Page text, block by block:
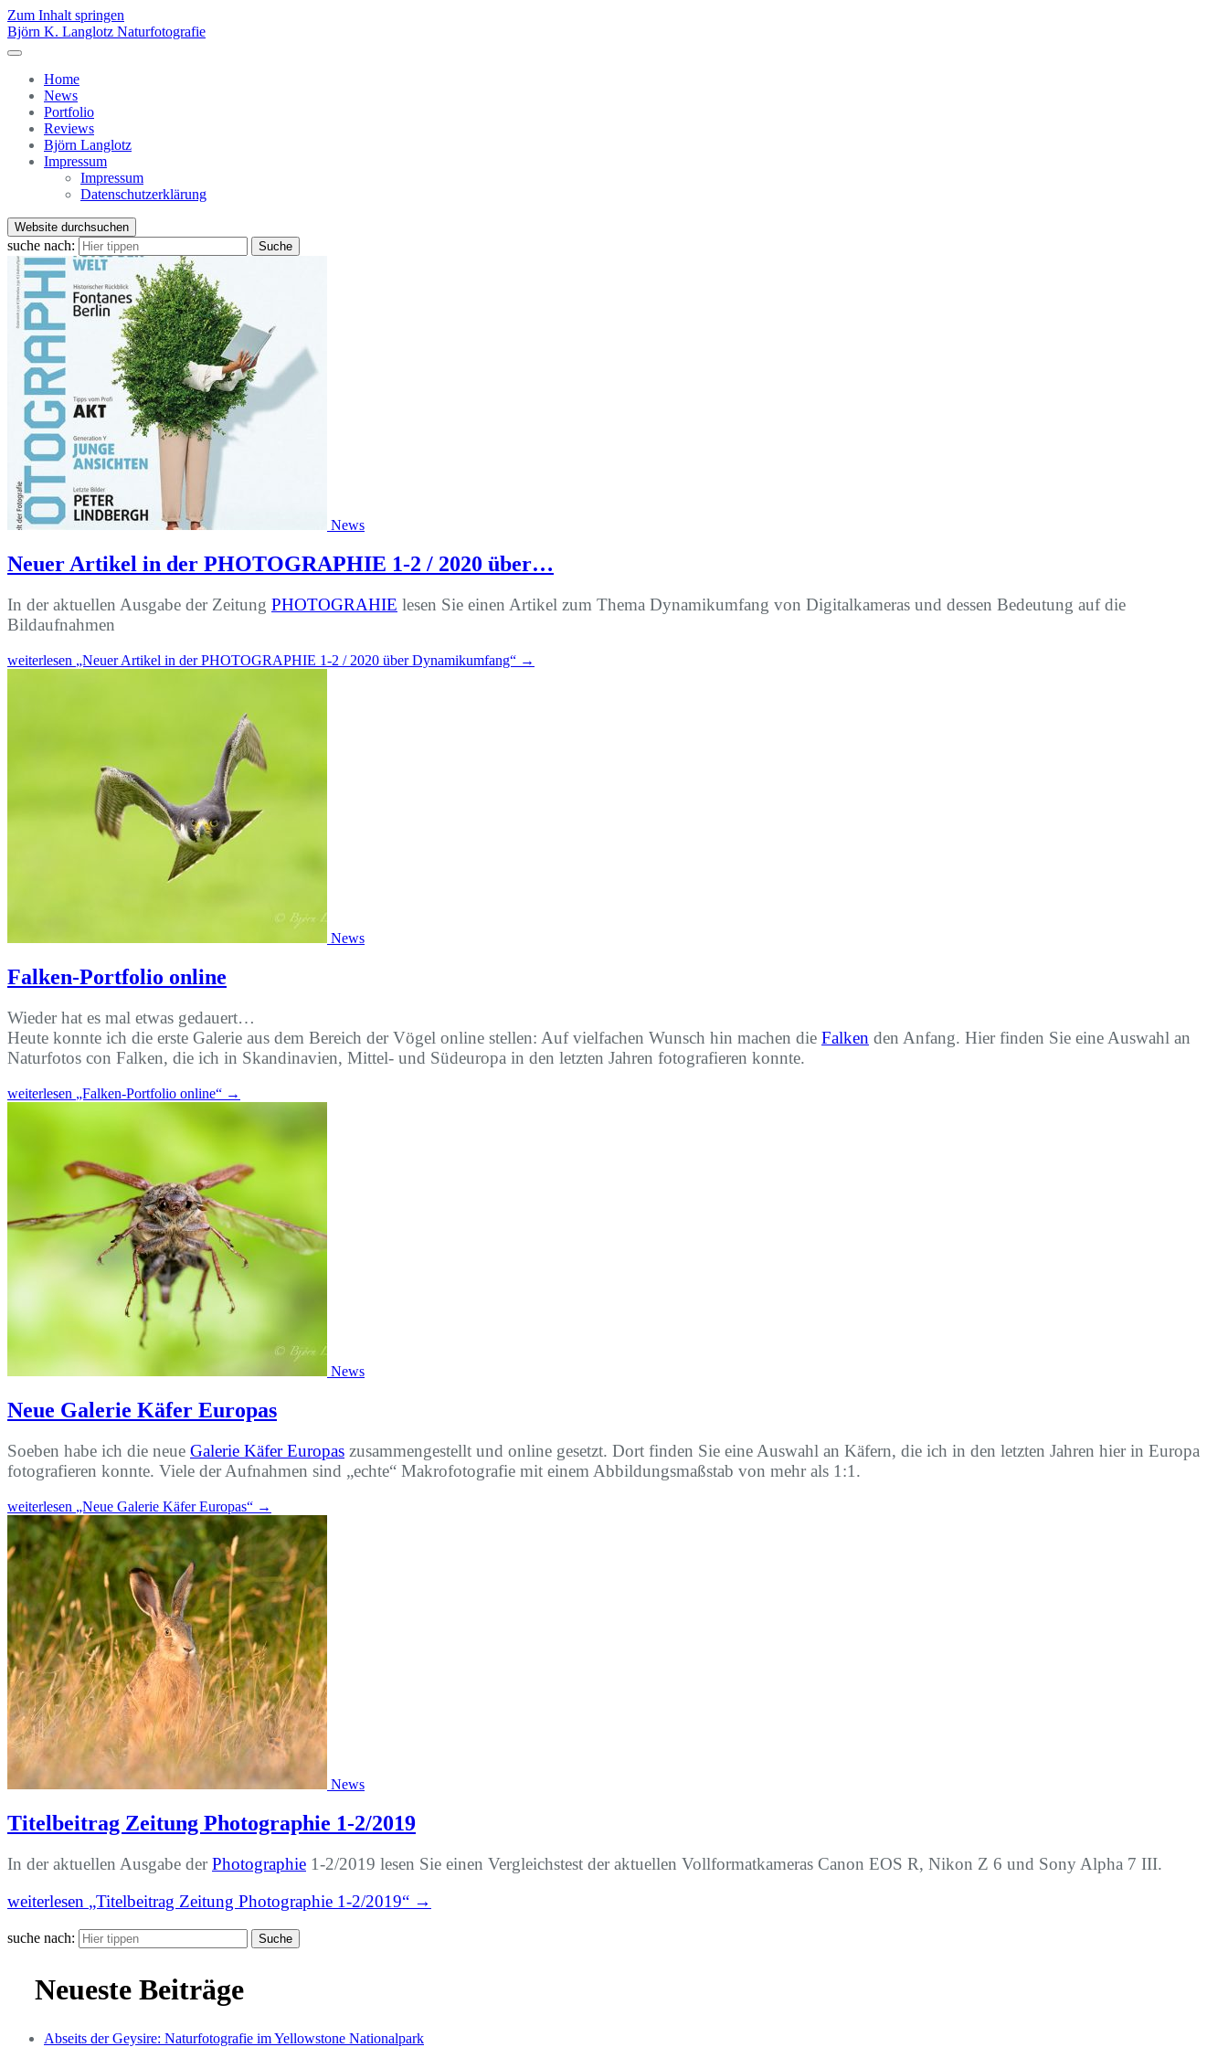
Zum Inhalt springen
Björn K. Langlotz Naturfotografie
Home
News
Portfolio
Reviews
Björn Langlotz
Impressum
Impressum
Datenschutzerklärung
Website durchsuchen
suche nach: Suche
News
Neuer Artikel in der PHOTOGRAPHIE 1-2 / 2020 über…
In der aktuellen Ausgabe der Zeitung PHOTOGRAHIE lesen Sie einen Artikel zum Thema Dynamikumfang von Digitalkameras und dessen Bedeutung auf die
Bildaufnahmen
weiterlesen „Neuer Artikel in der PHOTOGRAPHIE 1-2 / 2020 über Dynamikumfang“ →
News
Falken-Portfolio online
Wieder hat es mal etwas gedauert…
Heute konnte ich die erste Galerie aus dem Bereich der Vögel online stellen: Auf vielfachen Wunsch hin machen die Falken den Anfang. Hier finden Sie eine Auswahl an
Naturfotos con Falken, die ich in Skandinavien, Mittel- und Südeuropa in den letzten Jahren fotografieren konnte.
weiterlesen „Falken-Portfolio online“ →
News
Neue Galerie Käfer Europas
Soeben habe ich die neue Galerie Käfer Europas zusammengestellt und online gesetzt. Dort finden Sie eine Auswahl an Käfern, die ich in den letzten Jahren hier in Europa
fotografieren konnte. Viele der Aufnahmen sind „echte“ Makrofotografie mit einem Abbildungsmaßstab von mehr als 1:1.
weiterlesen „Neue Galerie Käfer Europas“ →
News
Titelbeitrag Zeitung Photographie 1-2/2019
In der aktuellen Ausgabe derPhotographie 1-2/2019 lesen Sie einen Vergleichstest der aktuellen Vollformatkameras Canon EOS R, Nikon Z 6 und Sony Alpha 7 III.
weiterlesen „Titelbeitrag Zeitung Photographie 1-2/2019“ →
suche nach: Suche
Neueste Beiträge
Abseits der Geysire: Naturfotografie im Yellowstone Nationalpark